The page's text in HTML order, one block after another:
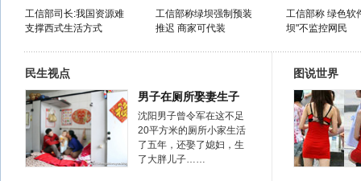
工信部司长:我国资源难
支撑西式生活方式
工信部称绿坝强制预装
推迟 商家可代装
工信部称 绿色软
坝"不监控网民
民生视点
男子在厕所娶妻生子
沈阳男子曾令军在这不足
20平方米的厕所小家生活
了五年，还娶了媳妇，生
了大胖儿子……
图说世界